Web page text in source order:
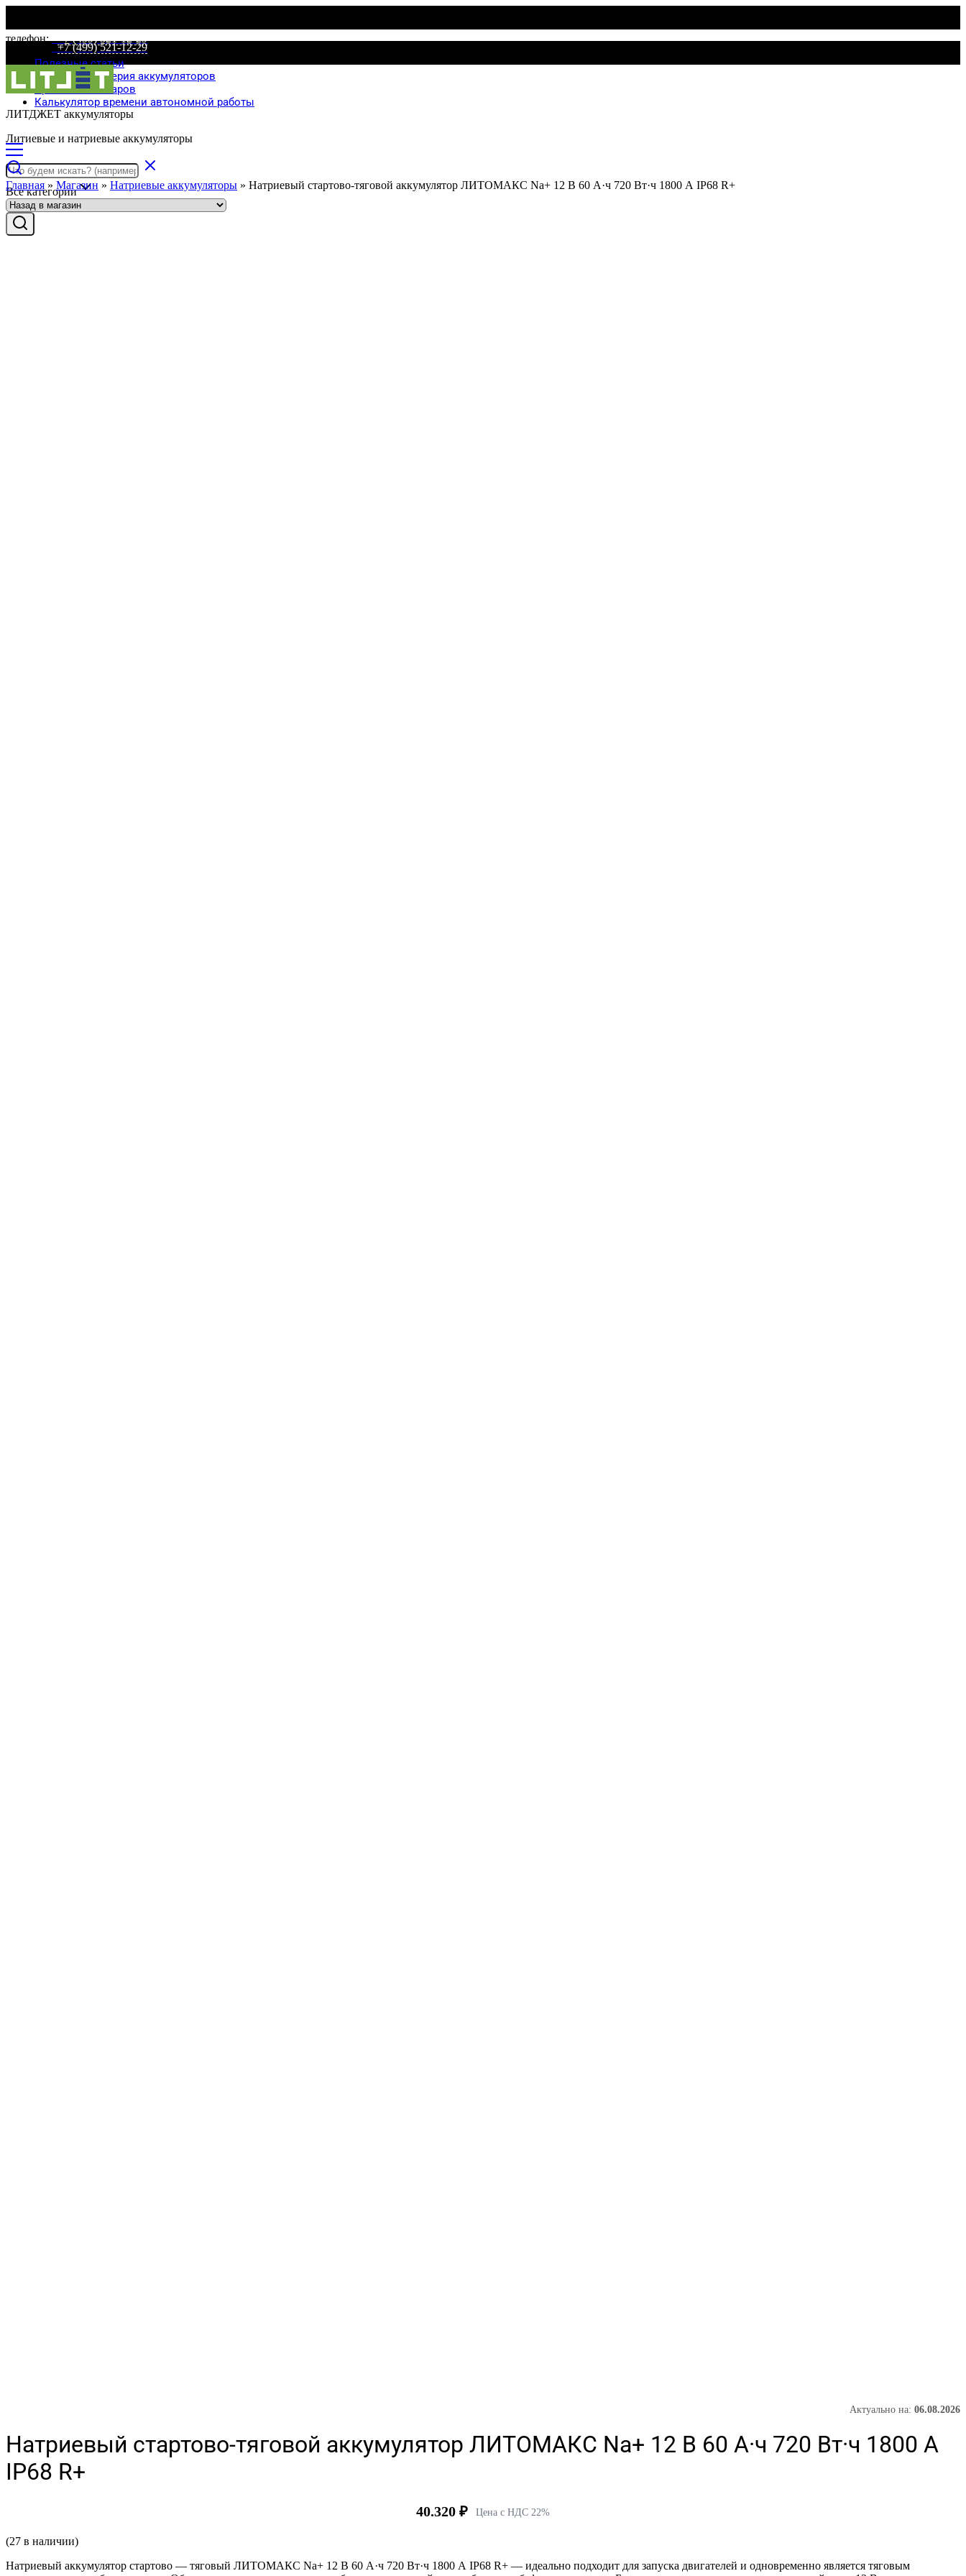
телефон: +7 (499) 521-12-29
Полезные статьи
Специальная серия аккумуляторов
Сравнение товаров
Калькулятор времени автономной работы
+7 (499) 521-12-29
ЛИТДЖЕТ аккумуляторы
Литиевые и натриевые аккумуляторы
Все категории
Главная » Магазин » Натриевые аккумуляторы » Натриевый стартово-тяговой аккумулятор ЛИТОМАКС Na+ 12 В 60 А·ч 720 Вт·ч 1800 А IP68 R+
Хит
Актуально на: 06.08.2026
Натриевый стартово-тяговой аккумулятор ЛИТОМАКС Na+ 12 В 60 А·ч 720 Вт·ч 1800 А
IP68 R+
40.320 ₽ Цена с НДС 22%
(27 в наличии)
Натриевый аккумулятор стартово — тяговый ЛИТОМАКС Na+ 12 В 60 А·ч 720 Вт·ч 1800 А IP68 R+ — идеально подходит для запуска двигателей и одновременно является тяговым